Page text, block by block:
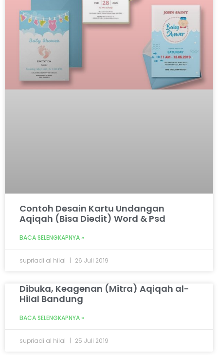
Contoh Desain Kartu Undangan
Aqiqah (Bisa Diedit) Word & Psd
BACA SELENGKAPNYA »
supriadi al hilal 26 Juli 2019
Dibuka, Keagenan (Mitra) Aqiqah al-
Hilal Bandung
BACA SELENGKAPNYA »
supriadi al hilal 25 Juli 2019